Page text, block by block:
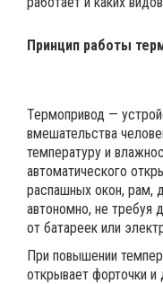
Принцип работы
Термопривод —
вмешательства
температуру и
автоматического
распашных окон, рам,
автономно, не требуя
от батареек или
При повышении
открывает форточки и